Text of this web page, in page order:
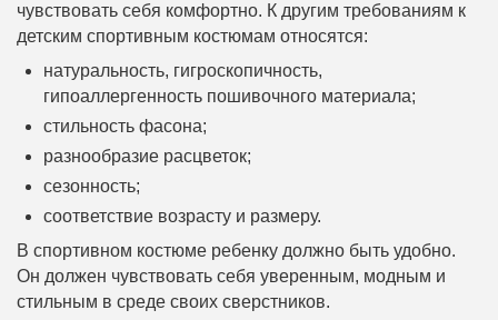
чувствовать себя комфортно. К другим требованиям к
детским спортивным костюмам относятся:
натуральность, гигроскопичность,
гипоаллергенность пошивочного материала;
стильность фасона;
разнообразие расцветок;
сезонность;
соответствие возрасту и размеру.
В спортивном костюме ребенку должно быть удобно.
Он должен чувствовать себя уверенным, модным и
стильным в среде своих сверстников.